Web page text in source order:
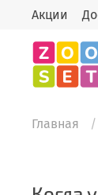
Акции
Главная